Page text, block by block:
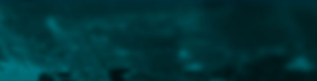
Meist Blogi